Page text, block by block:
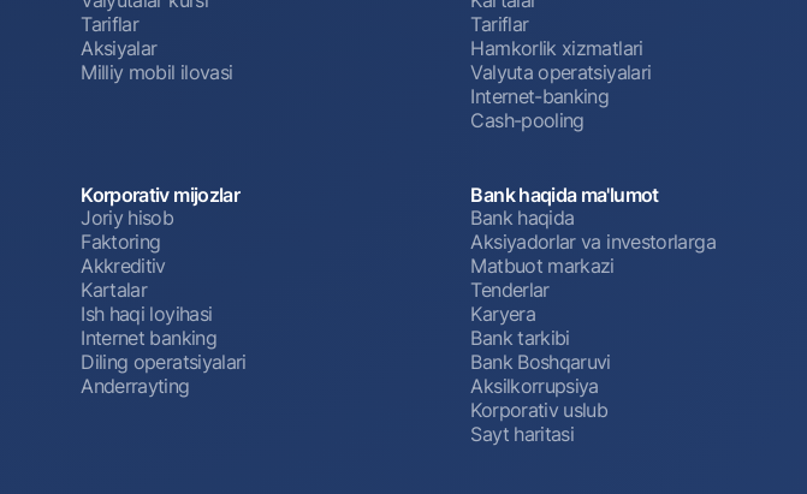
Tariflar
Aksiyalar
Milliy mobil ilovasi
Tariflar
Hamkorlik xizmatlari
Valyuta operatsiyalari
Internet-banking
Cash-pooling
Korporativ mijozlar
Joriy hisob
Faktoring
Akkreditiv
Kartalar
Ish haqi loyihasi
Internet banking
Diling operatsiyalari
Anderrayting
Bank haqida ma'lumot
Bank haqida
Aksiyadorlar va investorlarga
Matbuot markazi
Tenderlar
Karyera
Bank tarkibi
Bank Boshqaruvi
Aksilkorrupsiya
Korporativ uslub
Sayt haritasi